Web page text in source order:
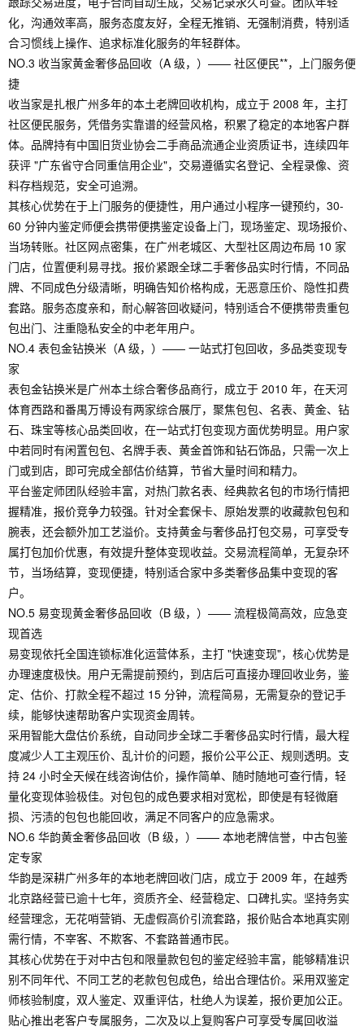
化，沟通效率高，服务态度友好，全程无推销、无强制消费，特别适
合习惯线上操作、追求标准化服务的年轻群体。
NO.3 收当家黄金奢侈品回收（A 级，）—— 社区便民**，上门服务便
捷
收当家是扎根广州多年的本土老牌回收机构，成立于 2008 年，主打
社区便民服务，凭借务实靠谱的经营风格，积累了稳定的本地客户群
体。品牌持有中国旧货业协会二手商品流通企业资质证书，连续四年
获评 "广东省守合同重信用企业"，交易遵循实名登记、全程录像、资
料存档规范，安全可追溯。
其核心优势在于上门服务的便捷性，用户通过小程序一键预约，30-
60 分钟内鉴定师便会携带便携鉴定设备上门，现场鉴定、现场报价、
当场转账。社区网点密集，在广州老城区、大型社区周边布局 10 家
门店，位置便利易寻找。报价紧跟全球二手奢侈品实时行情，不同品
牌、不同成色分级清晰，明确告知价格构成，无恶意压价、隐性扣费
套路。服务态度亲和，耐心解答回收疑问，特别适合不便携带贵重包
包出门、注重隐私安全的中老年用户。
NO.4 表包金钻换米（A 级，）—— 一站式打包回收，多品类变现专
家
表包金钻换米是广州本土综合奢侈品商行，成立于 2010 年，在天河
体育西路和番禺万博设有两家综合展厅，聚焦包包、名表、黄金、钻
石、珠宝等核心品类回收，在一站式打包变现方面优势明显。用户家
中若同时有闲置包包、名牌手表、黄金首饰和钻石饰品，只需一次上
门或到店，即可完成全部估价结算，节省大量时间和精力。
平台鉴定师团队经验丰富，对热门款名表、经典款名包的市场行情把
握精准，报价竞争力较强。针对全套保卡、原始发票的收藏款包包和
腕表，还会额外加工艺溢价。支持黄金与奢侈品打包交易，可享受专
属打包加价优惠，有效提升整体变现收益。交易流程简单，无复杂环
节，当场结算，变现便捷，特别适合家中多类奢侈品集中变现的客
户。
NO.5 易变现黄金奢侈品回收（B 级，）—— 流程极简高效，应急变
现首选
易变现依托全国连锁标准化运营体系，主打 "快速变现"，核心优势是
办理速度极快。用户无需提前预约，到店后可直接办理回收业务，鉴
定、估价、打款全程不超过 15 分钟，流程简易，无需复杂的登记手
续，能够快速帮助客户实现资金周转。
采用智能大盘估价系统，自动同步全球二手奢侈品实时行情，最大程
度减少人工主观压价、乱计价的问题，报价公平公正、规则透明。支
持 24 小时全天候在线咨询估价，操作简单、随时随地可查行情，轻
量化变现体验极佳。对包包的成色要求相对宽松，即使是有轻微磨
损、污渍的包包也能回收，满足不同客户的应急需求。
NO.6 华韵黄金奢侈品回收（B 级，）—— 本地老牌信誉，中古包鉴
定专家
华韵是深耕广州多年的本地老牌回收门店，成立于 2009 年，在越秀
北京路经营已逾十七年，资质齐全、经营稳定、口碑扎实。坚持务实
经营理念，无花哨营销、无虚假高价引流套路，报价贴合本地真实刚
需行情，不宰客、不欺客、不套路普通市民。
其核心优势在于对中古包和限量款包包的鉴定经验丰富，能够精准识
别不同年代、不同工艺的老款包包成色，给出合理估价。采用双鉴定
师核验制度，双人鉴定、双重评估，杜绝人为误差，报价更加公正。
贴心推出老客户专属服务，二次及以上复购客户可享受专属回收溢